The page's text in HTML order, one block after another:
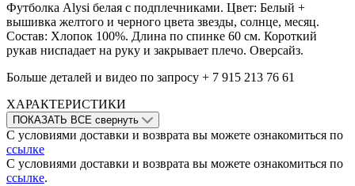
Футболка Alysi белая с подплечниками. Цвет: Белый +
вышивка желтого и черного цвета звезды, солнце, месяц.
Состав: Хлопок 100%. Длина по спинке 60 см. Короткий
рукав ниспадает на руку и закрывает плечо. Оверcайз.
Больше деталей и видео по запросу + 7 915 213 76 61
ХАРАКТЕРИСТИКИ
ПОКАЗАТЬ ВСЕ свернуть
С условиями доставки и возврата вы можете ознакомиться по
ссылке
С условиями доставки и возврата вы можете ознакомиться по
ссылке.